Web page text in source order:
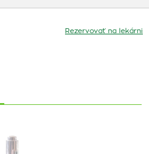
Rezervovať na lekárni